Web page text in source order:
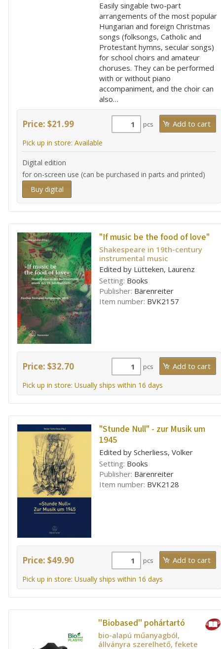
Easily singable two-part
arrangements of the most popular
Hungarian and foreign Christmas
songs (folksongs, Catholic and
Protestant hymns, secular songs)
for school choirs and amateur
choruses. They can be performed
with or without piano
accompaniment, and the choir can
also…
Price: $21.99 pcs
Pick up in store: Available
Digital edition
for on-screen use (can be purchased in parts and printed)
Buy digital
"If music be the food of love"
Shakespeare in 19th-century
instrumental music
Edited by Lütteken, Laurenz
Setting: Books
Publisher: Bärenreiter
Item number: BVK2157
Price: $32.70 pcs
Pick up in store: Usually ships within 16 days
"Stunde Null" - zur Musik um
1945
Edited by Scherliess, Volker
Setting: Books
Publisher: Bärenreiter
Item number: BVK2128
Price: $49.90 pcs
Pick up in store: Usually ships within 16 days
''Biobased'' pohártartó
bio-alapú műanyagból,
állványra szerelhető, fekete